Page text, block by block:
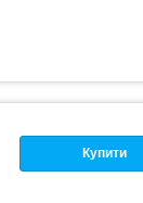
Купити